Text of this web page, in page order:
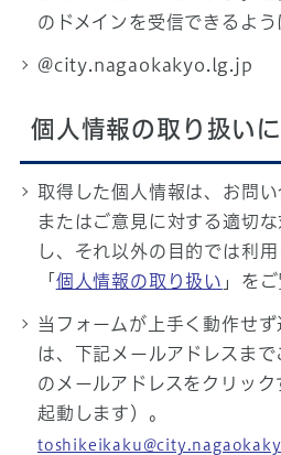
のドメインを受信できるよう
@city.nagaokakyo.lg.jp
個人情報の取り扱い
取得した個人情報は、お問
またはご意見に対する適切
し、それ以外の目的では利
「 個人情報の取り扱い 」を
当フォームが上手く動作せ
は、下記メールアドレスま
のメールアドレスをクリッ
起動します）。